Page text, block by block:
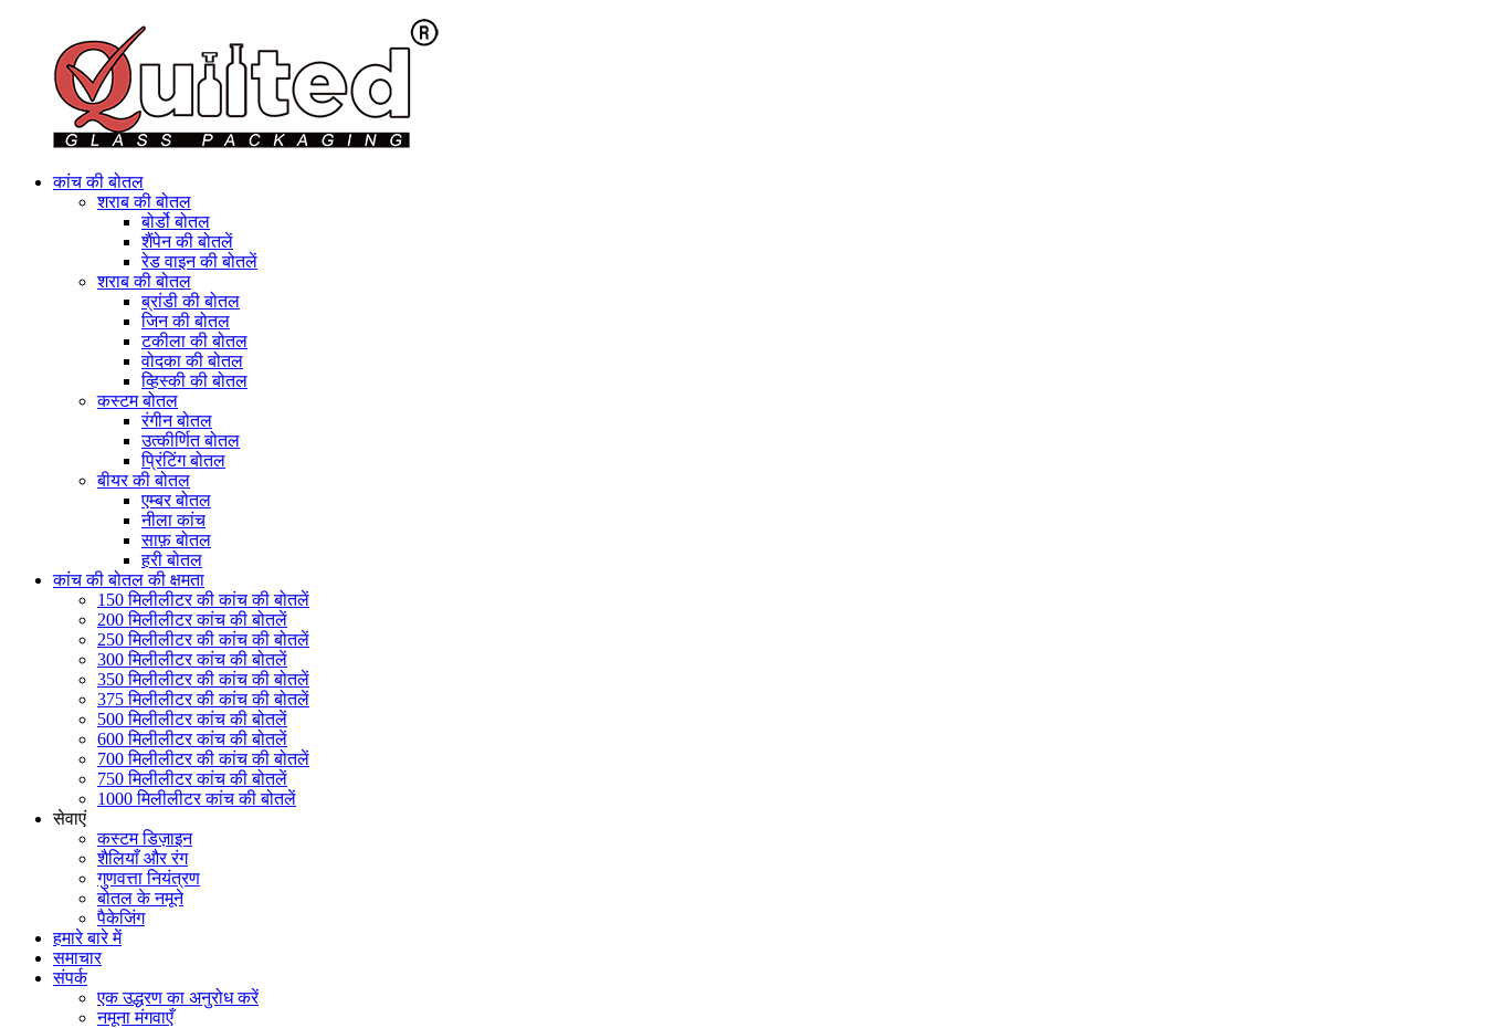
कांच की बोतल
शराब की बोतल
बोर्डो बोतल
शैंपेन की बोतलें
रेड वाइन की बोतलें
शराब की बोतल
ब्रांडी की बोतल
जिन की बोतल
टकीला की बोतल
वोदका की बोतल
व्हिस्की की बोतल
कस्टम बोतल
रंगीन बोतल
उत्कीर्णित बोतल
प्रिंटिंग बोतल
बीयर की बोतल
एम्बर बोतल
नीला कांच
साफ़ बोतल
हरी बोतल
कांच की बोतल की क्षमता
150 मिलीलीटर की कांच की बोतलें
200 मिलीलीटर कांच की बोतलें
250 मिलीलीटर की कांच की बोतलें
300 मिलीलीटर कांच की बोतलें
350 मिलीलीटर की कांच की बोतलें
375 मिलीलीटर की कांच की बोतलें
500 मिलीलीटर कांच की बोतलें
600 मिलीलीटर कांच की बोतलें
700 मिलीलीटर की कांच की बोतलें
750 मिलीलीटर कांच की बोतलें
1000 मिलीलीटर कांच की बोतलें
सेवाएं
कस्टम डिज़ाइन
शैलियाँ और रंग
गुणवत्ता नियंत्रण
बोतल के नमूने
पैकेजिंग
हमारे बारे में
समाचार
संपर्क
एक उद्धरण का अनुरोध करें
नमूना मंगवाएँ